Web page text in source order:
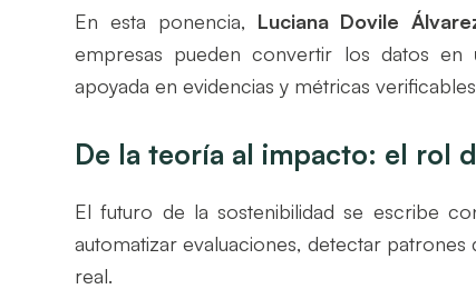
En esta ponencia, Luciana Dovile
empresas pueden convertir los datos en
apoyada en evidencias y métricas
De la teoría al impacto: el rol
El futuro de la sostenibilidad se escribe
automatizar evaluaciones, detectar
real.